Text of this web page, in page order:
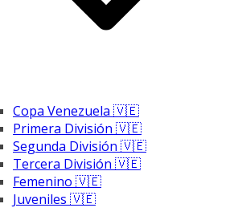
Copa Venezuela 🇻🇪
Primera División 🇻🇪
Segunda División 🇻🇪
Tercera División 🇻🇪
Femenino 🇻🇪
Juveniles 🇻🇪